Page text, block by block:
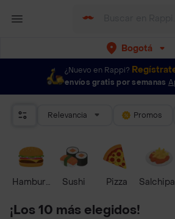
Bogotá
¿Nuevo en Rappi?
envíos gratis por semanas
Relevancia Promos
HamburguesaSushi Pizza
¡Los 10 más elegidos!